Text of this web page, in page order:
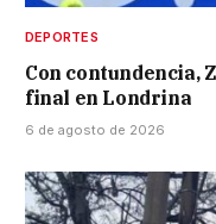
DEPORTES
Con contundencia,
final en Londrina
6 de agosto de 2026